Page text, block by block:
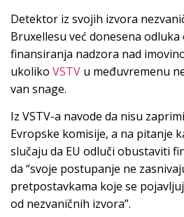
Detektor iz svojih izvora
Bruxellesu već donesena
finansiranja nadzora nad
ukoliko VSTV u međuvremenu
van snage.
Iz VSTV-a navode da nisu
Evropske komisije, a na pitanje
slučaju da EU odluči obustaviti
da “svoje postupanje ne
pretpostavkama koje se
od nezvaničnih izvora”.